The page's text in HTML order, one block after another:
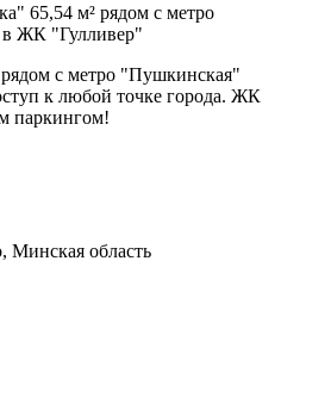
65,54 м² рядом с метро
ЖК "Гулливер"
с метро "Пушкинская"
к любой точке города. ЖК
паркингом!
Минская область